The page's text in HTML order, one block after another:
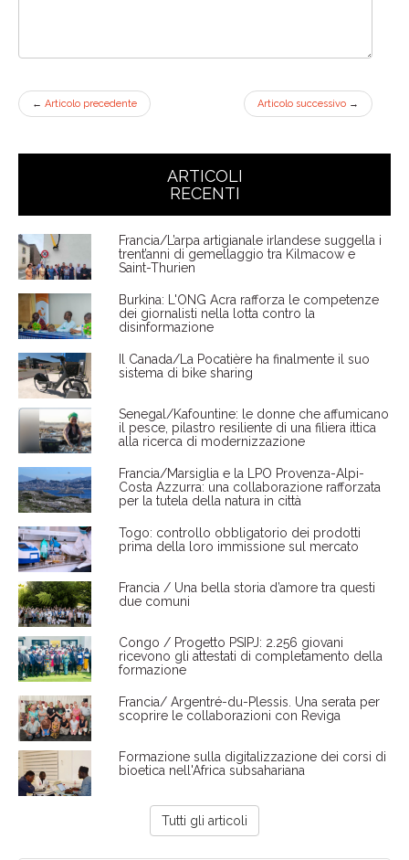
← Articolo precedente Articolo successivo →
ARTICOLI
RECENTI
Francia/L’arpa artigianale irlandese suggella i
trent’anni di gemellaggio tra Kilmacow e
Saint-Thurien
Burkina: L'ONG Acra rafforza le competenze
dei giornalisti nella lotta contro la
disinformazione
Il Canada/La Pocatière ha finalmente il suo
sistema di bike sharing
Senegal/Kafountine: le donne che affumicano
il pesce, pilastro resiliente di una filiera ittica
alla ricerca di modernizzazione
Francia/Marsiglia e la LPO Provenza-Alpi-
Costa Azzurra: una collaborazione rafforzata
per la tutela della natura in città
Togo: controllo obbligatorio dei prodotti
prima della loro immissione sul mercato
Francia / Una bella storia d’amore tra questi
due comuni
Congo / Progetto PSIPJ: 2.256 giovani
ricevono gli attestati di completamento della
formazione
Francia/ Argentré-du-Plessis. Una serata per
scoprire le collaborazioni con Reviga
Formazione sulla digitalizzazione dei corsi di
bioetica nell'Africa subsahariana
Tutti gli articoli